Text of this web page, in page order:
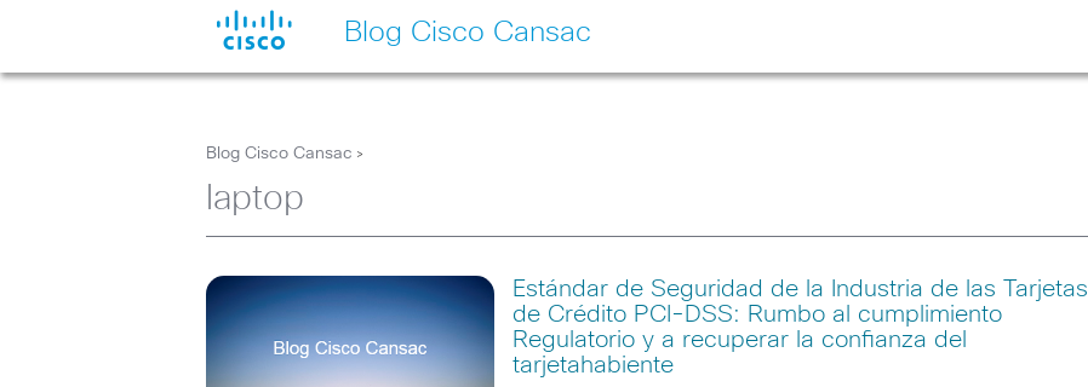
Blog Cisco Cansac
Blog Cisco Cansac >
laptop
Estándar de Seguridad de la Industria de las Tarjetas
de Crédito PCI-DSS: Rumbo al cumplimiento
Regulatorio y a recuperar la confianza del
tarjetahabiente